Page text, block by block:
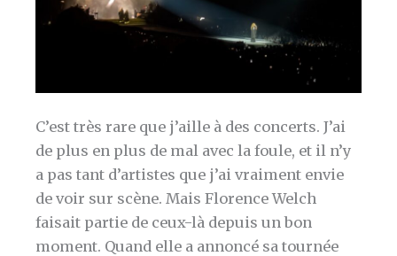
C’est très rare que j’aille à des concerts. J’ai
de plus en plus de mal avec la foule, et il n’y
a pas tant d’artistes que j’ai vraiment envie
de voir sur scène. Mais Florence Welch
faisait partie de ceux-là depuis un bon
moment. Quand elle a annoncé sa tournée